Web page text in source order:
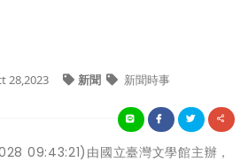
28,2023 新聞 新聞時事
09:43:21)由國立臺灣文學館主辦，